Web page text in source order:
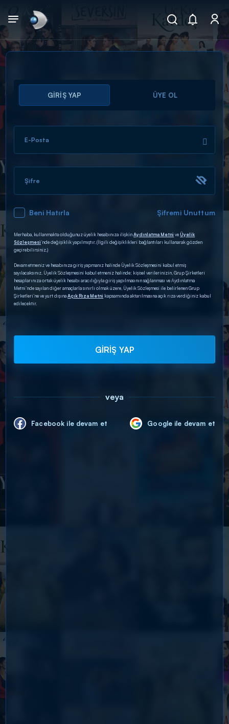
Arama
ARAMA SONUÇLARI
DİĞER SONUÇLAR
GİRİŞ YAP ÜYE OL
E-Posta
Şifre
Beni Hatırla Şifremi Unuttum
Merhaba, kullanmakta olduğunuz üyelik hesabınıza ilişkinAydınlatma Metni veÜyelik
Sözleşmesi’nde değişiklik yapılmıştır. (İlgili değişiklikleri bağlantıları kullanarak gözden
geçirebilirsiniz.)
Devam etmeniz ve hesabınıza giriş yapmanız halinde Üyelik Sözleşmesini kabul etmiş
sayılacaksınız. Üyelik Sözleşmesini kabul etmeniz halinde; kişisel verilerinizin, Grup Şirketleri
hesaplarınıza ortak üyelik hesabı aracılığıyla giriş yapılmasının sağlanması ve Aydınlatma
Metni’nde sayılan diğer amaçlarla sınırlı olmak üzere, Üyelik Sözleşmesi ile belirlenen Grup
Şirketleri’ne ve yurt dışınaAçık Rıza Metni kapsamında aktarılmasına açık rıza verdiğiniz kabul
edilecektir.
GİRİŞ YAP
veya
Facebook ile devam et Google ile devam et